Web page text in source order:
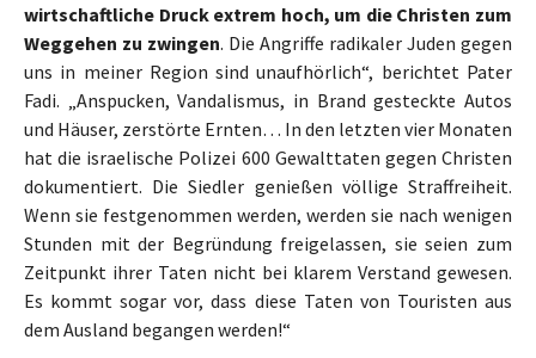
wirtschaftliche Druck extrem hoch, um die Christen zum
Weggehen zu zwingen. Die Angriffe radikaler Juden gegen
uns in meiner Region sind unaufhörlich“, berichtet Pater
Fadi. „Anspucken, Vandalismus, in Brand gesteckte Autos
und Häuser, zerstörte Ernten… In den letzten vier Monaten
hat die israelische Polizei 600 Gewalttaten gegen Christen
dokumentiert. Die Siedler genießen völlige Straffreiheit.
Wenn sie festgenommen werden, werden sie nach wenigen
Stunden mit der Begründung freigelassen, sie seien zum
Zeitpunkt ihrer Taten nicht bei klarem Verstand gewesen.
Es kommt sogar vor, dass diese Taten von Touristen aus
dem Ausland begangen werden!“